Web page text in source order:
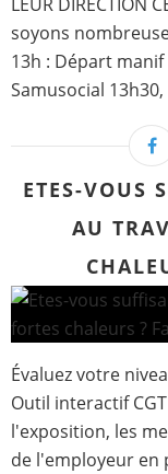
soyons
13h : Départ manif
Samusocial 13h30,
ETES-VOUS
AU
Évaluez votre
Outil interactif
l'exposition, les
de l'employeur en